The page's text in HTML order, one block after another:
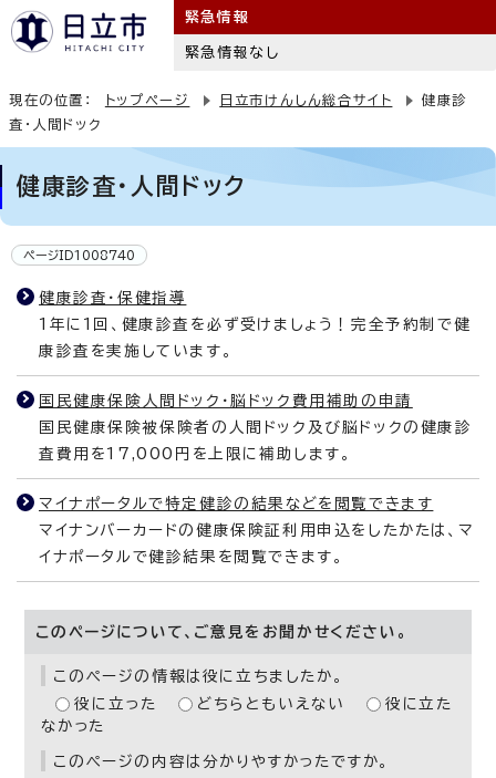
緊急情報
緊急情報なし
現在の位置： トップページ 日立市けんしん総合サイト
健康診
査・人間ドック
健康診査・人間ドック
ページID1008740
健康診査・保健指導
1年に1回、健康診査を必ず受けましょう！完全予約制で健
康診査を実施しています。
国民健康保険人間ドック・脳ドック費用補助の申請
国民健康保険被保険者の人間ドック及び脳ドックの健康診
査費用を17,000円を上限に補助します。
マイナポータルで特定健診の結果などを閲覧できます
マイナンバーカードの健康保険証利用申込をしたかたは、マ
イナポータルで健診結果を閲覧できます。
このページについて、ご意見をお聞かせください。
このページの情報は役に立ちましたか。
役に立った
どちらともいえない
役に立た
なかった
このページの内容は分かりやすかったですか。